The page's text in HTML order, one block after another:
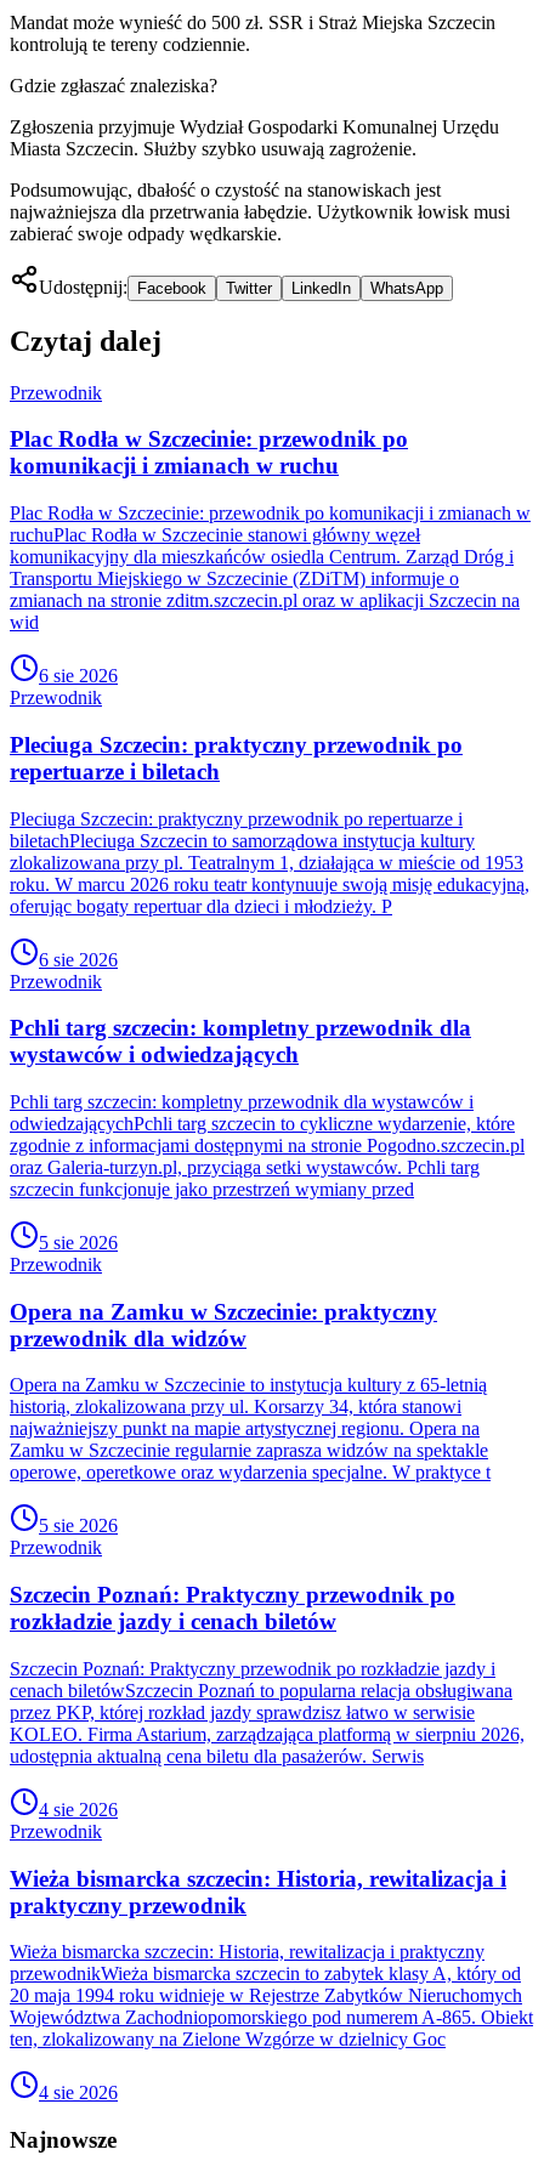
Mandat może wynieść do 500 zł. SSR i Straż Miejska Szczecin
kontrolują te tereny codziennie.
Gdzie zgłaszać znaleziska?
Zgłoszenia przyjmuje Wydział Gospodarki Komunalnej Urzędu
Miasta Szczecin. Służby szybko usuwają zagrożenie.
Podsumowując, dbałość o czystość na stanowiskach jest
najważniejsza dla przetrwania łabędzie. Użytkownik łowisk musi
zabierać swoje odpady wędkarskie.
Udostępnij: Facebook Twitter LinkedIn WhatsApp
Czytaj dalej
Przewodnik
Plac Rodła w Szczecinie: przewodnik po
komunikacji i zmianach w ruchu
Plac Rodła w Szczecinie: przewodnik po komunikacji i zmianach w
ruchuPlac Rodła w Szczecinie stanowi główny węzeł
komunikacyjny dla mieszkańców osiedla Centrum. Zarząd Dróg i
Transportu Miejskiego w Szczecinie (ZDiTM) informuje o
zmianach na stronie zditm.szczecin.pl oraz w aplikacji Szczecin na
wid
6 sie 2026
Przewodnik
Pleciuga Szczecin: praktyczny przewodnik po
repertuarze i biletach
Pleciuga Szczecin: praktyczny przewodnik po repertuarze i
biletachPleciuga Szczecin to samorządowa instytucja kultury
zlokalizowana przy pl. Teatralnym 1, działająca w mieście od 1953
roku. W marcu 2026 roku teatr kontynuuje swoją misję edukacyjną,
oferując bogaty repertuar dla dzieci i młodzieży. P
6 sie 2026
Przewodnik
Pchli targ szczecin: kompletny przewodnik dla
wystawców i odwiedzających
Pchli targ szczecin: kompletny przewodnik dla wystawców i
odwiedzającychPchli targ szczecin to cykliczne wydarzenie, które
zgodnie z informacjami dostępnymi na stronie Pogodno.szczecin.pl
oraz Galeria-turzyn.pl, przyciąga setki wystawców. Pchli targ
szczecin funkcjonuje jako przestrzeń wymiany przed
5 sie 2026
Przewodnik
Opera na Zamku w Szczecinie: praktyczny
przewodnik dla widzów
Opera na Zamku w Szczecinie to instytucja kultury z 65-letnią
historią, zlokalizowana przy ul. Korsarzy 34, która stanowi
najważniejszy punkt na mapie artystycznej regionu. Opera na
Zamku w Szczecinie regularnie zaprasza widzów na spektakle
operowe, operetkowe oraz wydarzenia specjalne. W praktyce t
5 sie 2026
Przewodnik
Szczecin Poznań: Praktyczny przewodnik po
rozkładzie jazdy i cenach biletów
Szczecin Poznań: Praktyczny przewodnik po rozkładzie jazdy i
cenach biletówSzczecin Poznań to popularna relacja obsługiwana
przez PKP, której rozkład jazdy sprawdzisz łatwo w serwisie
KOLEO. Firma Astarium, zarządzająca platformą w sierpniu 2026,
udostępnia aktualną cena biletu dla pasażerów. Serwis
4 sie 2026
Przewodnik
Wieża bismarcka szczecin: Historia, rewitalizacja i
praktyczny przewodnik
Wieża bismarcka szczecin: Historia, rewitalizacja i praktyczny
przewodnikWieża bismarcka szczecin to zabytek klasy A, który od
20 maja 1994 roku widnieje w Rejestrze Zabytków Nieruchomych
Województwa Zachodniopomorskiego pod numerem A-865. Obiekt
ten, zlokalizowany na Zielone Wzgórze w dzielnicy Goc
4 sie 2026
Najnowsze